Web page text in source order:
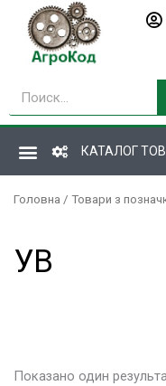
Перейти
вмісту
Пошук
КАТАЛОГ
Головна / Товари з
УВ
Показано один